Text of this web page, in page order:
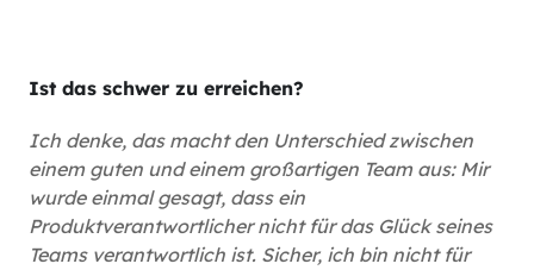
Ist das schwer zu erreichen?
Ich denke, das macht den Unterschied zwischen
einem guten und einem großartigen Team aus: Mir
wurde einmal gesagt, dass ein
Produktverantwortlicher nicht für das Glück seines
Teams verantwortlich ist. Sicher, ich bin nicht für